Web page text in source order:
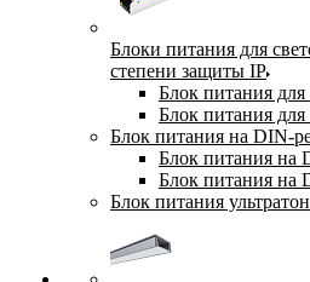
Блоки питания для
степени защиты IP
Блок питания
Блок питания
Блок питания на DIN-
Блок питания на
Блок питания на
Блок питания